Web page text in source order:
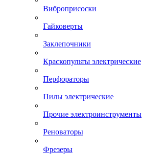
Виброприсоски
Гайковерты
Заклепочники
Краскопульты электрические
Перфораторы
Пилы электрические
Прочие электроинструменты
Реноваторы
Фрезеры